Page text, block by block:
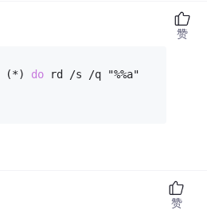
(*) do rd /s /q "%%a"
赞
赞